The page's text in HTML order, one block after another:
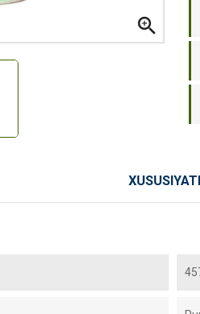
Ольга Кузяева
сделала заказ, все
раньше назначенного
Анвар, спасибо ему!
